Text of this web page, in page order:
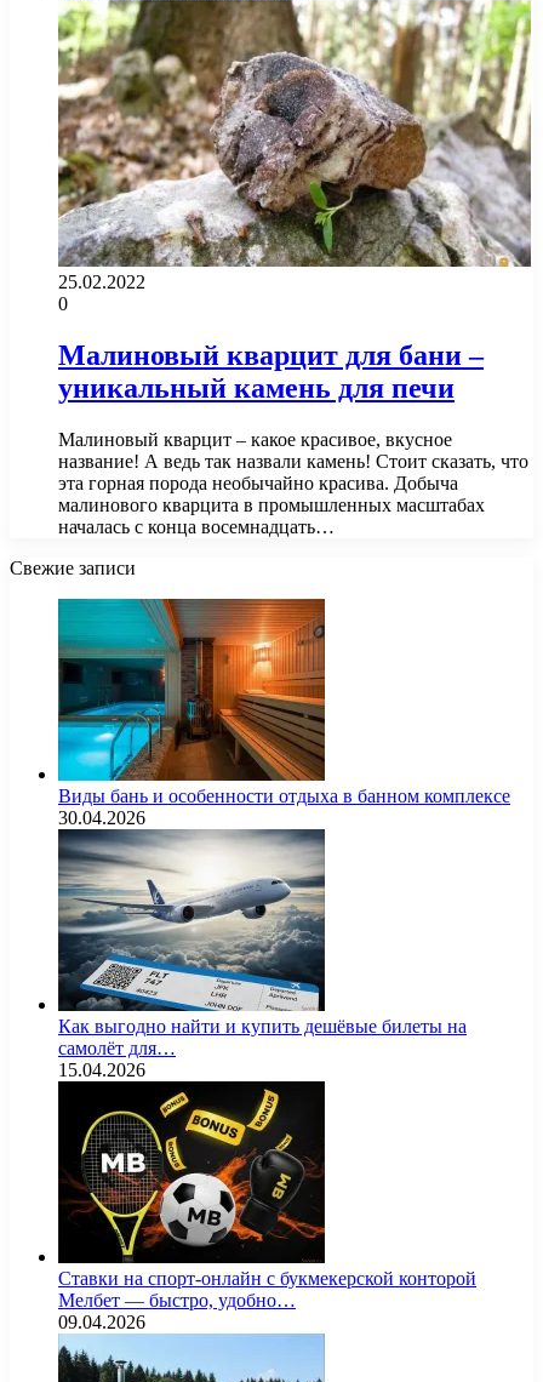
25.02.2022
0
Малиновый кварцит для бани –
уникальный камень для печи
Малиновый кварцит – какое красивое, вкусное
название! А ведь так назвали камень! Стоит сказать, что
эта горная порода необычайно красива. Добыча
малинового кварцита в промышленных масштабах
началась с конца восемнадцать…
Свежие записи
Виды бань и особенности отдыха в банном комплексе
30.04.2026
Как выгодно найти и купить дешёвые билеты на
самолёт для…
15.04.2026
Ставки на спорт-онлайн с букмекерской конторой
Мелбет — быстро, удобно…
09.04.2026